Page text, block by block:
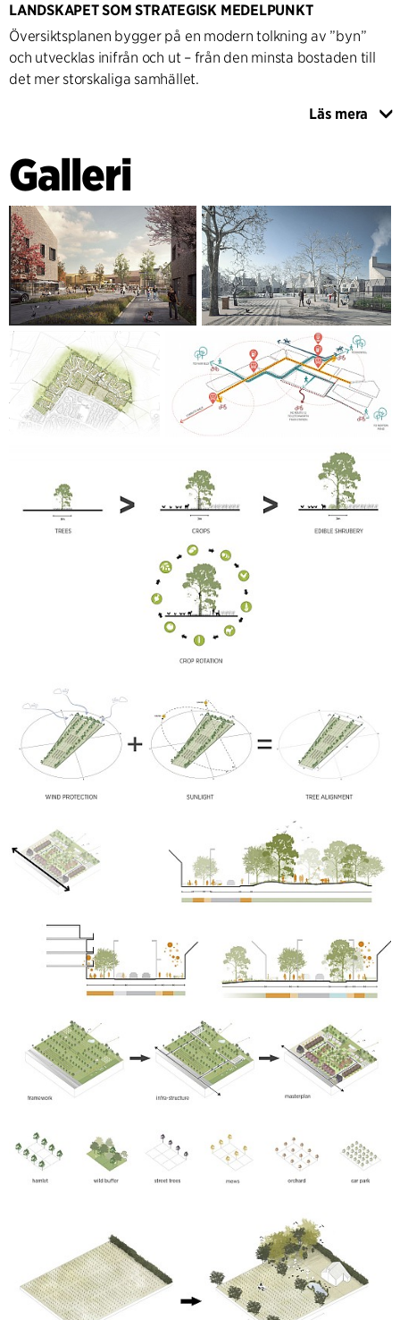
LANDSKAPET SOM STRATEGISK MEDELPUNKT
Översiktsplanen bygger på en modern tolkning av ”byn”
och utvecklas inifrån och ut – från den minsta bostaden till
det mer storskaliga samhället.
Landskapet är en viktig katalysator för översiktsplanen och
nya översiktsplanens ramverk bygger på länkar och
synergier mellan produktivitet, prestanda och rekreation
som är kopplade till landskapet. Ett lummigt landskap
omger översiktsplanen och skyddar från buller och vind
samtidigt som känslan av skydd och biologisk mångfald
stärks. Den nya parkvägen utnyttjar de befintliga häckarna
och förbinder platsen till Letchworth Garden City med olika
aktiviteter längs vägen.
Läs mera
Galleri